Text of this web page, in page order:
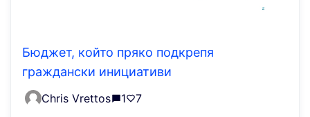
Бюджет, който пряко подкрепя
граждански инициативи
Chris Vrettos 1 7